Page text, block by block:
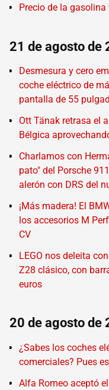
Precio de la
21 de agosto de
Desmesura y cero
coche eléctrico de
pantalla de 55
Ott Tänak retrasa el
Bélgica
Charlamos con
pato" del Porsche
alerón con DRS del
¡Más madera! El
los accesorios M
CV
LEGO nos deleita
Z28 clásico, con
euros
20 de agosto de
¿Sabes los coches
comerciales? Pues
Alfa Romeo aceptó